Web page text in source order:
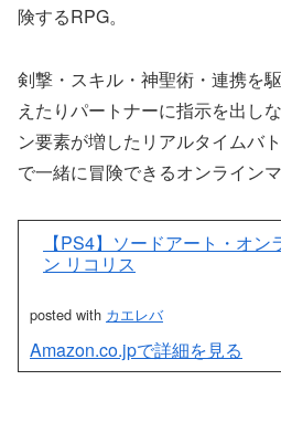
険するRPG。
剣撃・スキル・神聖術・連携を
えたりパートナーに指示を出し
ン要素が増したリアルタイムバ
で一緒に冒険できるオンライン
【PS4】ソードアート・オ
ン リコリス
posted with カエレバ
Amazon.co.jpで詳細を見る